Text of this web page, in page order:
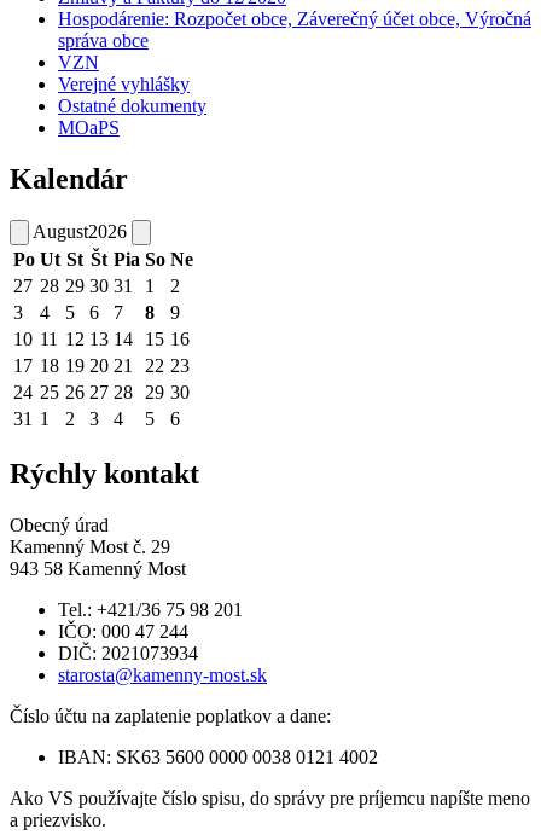
Hospodárenie: Rozpočet obce, Záverečný účet obce, Výročná
správa obce
VZN
Verejné vyhlášky
Ostatné dokumenty
MOaPS
Kalendár
August2026
Po Ut St Št Pia So Ne
27 28 29 30 31 1
2
3
4 5 6 7 8
9
10 11 12 13 14 15 16
17 18 19 20 21 22 23
24 25 26 27 28 29 30
31 1 2 3 4 5 6
Rýchly kontakt
Obecný úrad
Kamenný Most č. 29
943 58 Kamenný Most
Tel.: +421/36 75 98 201
IČO: 000 47 244
DIČ: 2021073934
starosta@kamenny-most.sk
Číslo účtu na zaplatenie poplatkov a dane:
IBAN: SK63 5600 0000 0038 0121 4002
Ako VS používajte číslo spisu, do správy pre príjemcu napíšte meno
a priezvisko.